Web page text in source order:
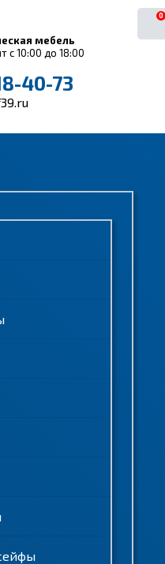
мебель
с 10:00 до 18:00
0
40-73